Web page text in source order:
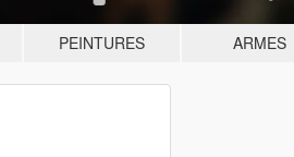
PEINTURES ARMES